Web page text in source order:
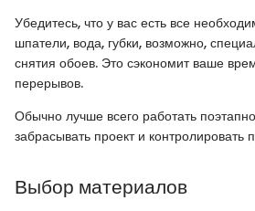
Убедитесь, что у вас есть все
шпатели, вода, губки, возможно,
снятия обоев. Это сэкономит ваше
перерывов.
Обычно лучше всего работать
забрасывать проект и контролировать
Выбор материалов